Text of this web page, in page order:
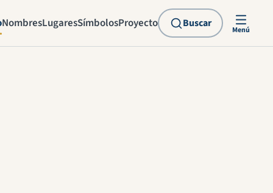
NombresLugaresSímbolosProyecto Buscar
Menú